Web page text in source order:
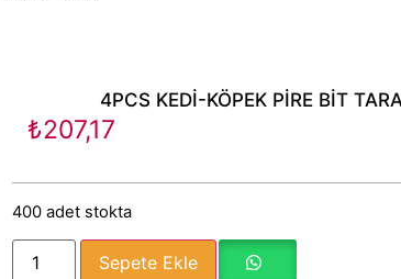
4PCS KEDİ-KÖPEK PİRE BİT
₺207,17
400 adet stokta
Sepete Ekle